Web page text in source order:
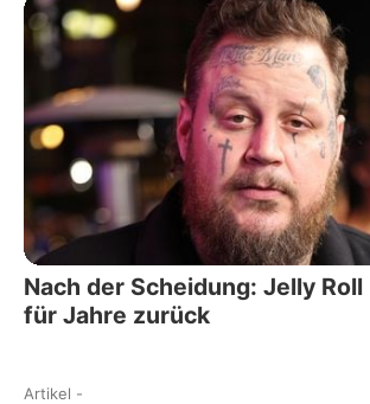
Nach der Scheidung: Jelly
für Jahre zurück
Artikel -